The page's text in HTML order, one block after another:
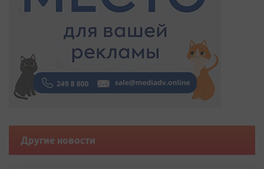
Другие новости